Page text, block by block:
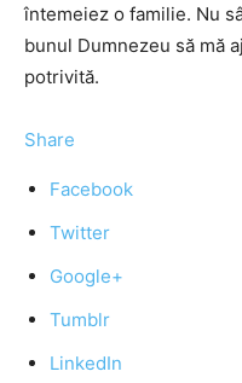
întemeiez o familie. Nu
bunul Dumnezeu să mă
potrivită.
Share
Facebook
Twitter
Google+
Tumblr
LinkedIn